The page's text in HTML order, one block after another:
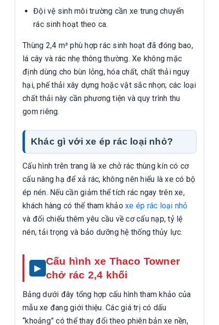
Đội vệ sinh môi trường cần xe trung chuyển
rác sinh hoạt theo ca.
Thùng 2,4 m³ phù hợp rác sinh hoạt đã đóng bao,
lá cây và rác nhẹ thông thường. Xe không mặc
định dùng cho bùn lỏng, hóa chất, chất thải nguy
hại, phế thải xây dựng hoặc vật sắc nhọn; các loại
chất thải này cần phương tiện và quy trình thu
gom riêng.
Khác gì với xe ép rác loại nhỏ?
Cấu hình trên trang là xe chở rác thùng kín có cơ
cấu nâng hạ để xả rác, không nên hiểu là xe có bộ
ép nén. Nếu cần giảm thể tích rác ngay trên xe,
khách hàng có thể tham khảo xe ép rác loại nhỏ
và đối chiếu thêm yêu cầu về cơ cấu nạp, tỷ lệ
nén, tải trọng và bảo dưỡng hệ thống thủy lực.
Cấu hình xe Thaco Towner
chở rác 2,4 khối
Bảng dưới đây tổng hợp cấu hình tham khảo của
mẫu xe đang giới thiệu. Các giá trị có dấu
“khoảng” có thể thay đổi theo phiên bản xe nền,